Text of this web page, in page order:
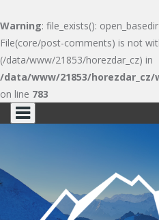
Warning: file_exists():
File(core/post-comments) is not
(/data/www/21853/horezdar_cz) in
/data/www/21853/
on line 783
Skip
to